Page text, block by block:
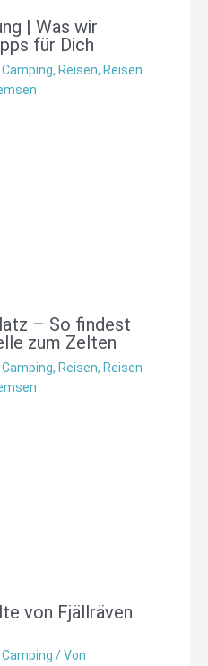
| Was wir
für Dich
Camping, Reisen, Reisen
– So findest
zum Zelten
Camping, Reisen, Reisen
von Fjällräven
Camping / Von